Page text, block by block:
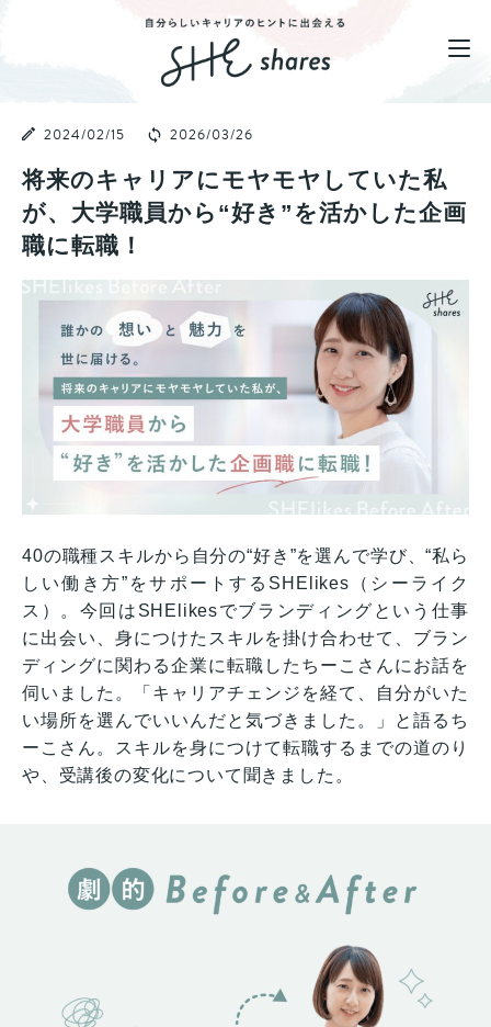
2024/02/15 2026/03/26
将来のキャリアにモヤモヤしていた私
が、大学職員から“好き”を活かした企画
職に転職！
40の職種スキルから自分の“好き”を選んで学び、“私ら
しい働き方”をサポートするSHElikes（シーライク
ス）。今回はSHElikesでブランディングという仕事
に出会い、身につけたスキルを掛け合わせて、ブラン
ディングに関わる企業に転職したちーこさんにお話を
伺いました。「キャリアチェンジを経て、自分がいた
い場所を選んでいいんだと気づきました。」と語るち
ーこさん。スキルを身につけて転職するまでの道のり
や、受講後の変化について聞きました。